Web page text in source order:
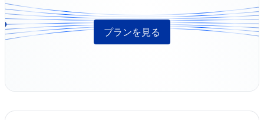
プランを見る